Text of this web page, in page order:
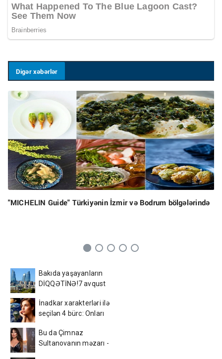
Digər xəbərlər
"MICHELIN Guide" Türkiyənin İzmir və Bodrum bölgələrində
Bakıda yaşayanların
DİQQƏTİNƏ!7 avqust
etibarən...
İnadkar xarakterləri ilə
seçilən 4 bürc: Onları
çətindir
Bu da Çimnaz
Sultanovanın məzarı -